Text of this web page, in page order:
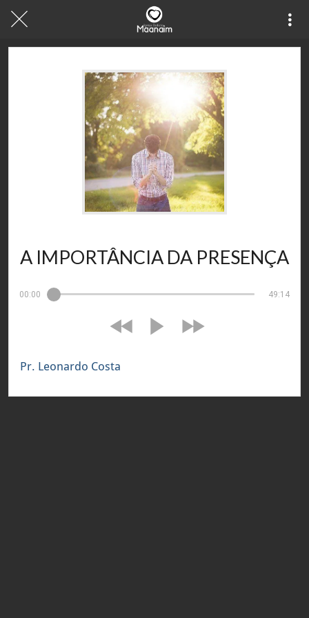
A IMPORTÂNCIA DA PRESENÇA
00:00 49:14
Pr. Leonardo Costa